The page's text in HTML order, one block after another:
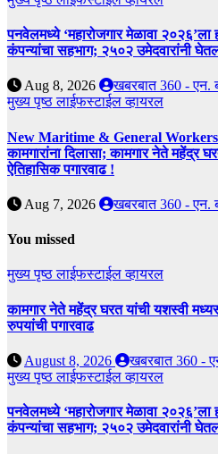
पनवेलमध्ये ‘महारोजगार मेळावा २०२६’ला
कंपन्यांचा सहभाग; २५०२ उमेदवारांनी
Aug 8, 2026
खबरबात 360 - एन.
मुख्य पृष्ठलाईफस्टाईलव्हायरल
New Maritime & General
कामगारांना दिलासा; कामगार नेते महेंद्र
ऐतिहासिक पगारवाढ !
Aug 7, 2026 खबरबात 360 - एन.
You missed
मुख्य पृष्ठलाईफस्टाईलव्हायरल
कामगार नेते महेंद्र घरत यांची यशस्वी
रुपयांची पगारवाढ
August 8, 2026
खबरबात 360 -
मुख्य पृष्ठलाईफस्टाईलव्हायरल
पनवेलमध्ये ‘महारोजगार मेळावा २०२६’ला
कंपन्यांचा सहभाग; २५०२ उमेदवारांनी